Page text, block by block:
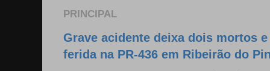
PRINCIPAL
Grave acidente deixa dois mortos
ferida na PR-436 em Ribeirão do